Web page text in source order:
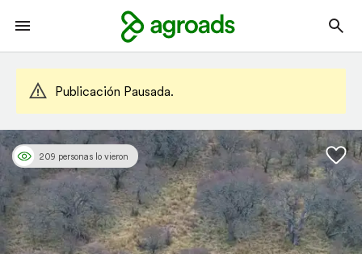
Publicación Pausada.
209 personas lo vieron